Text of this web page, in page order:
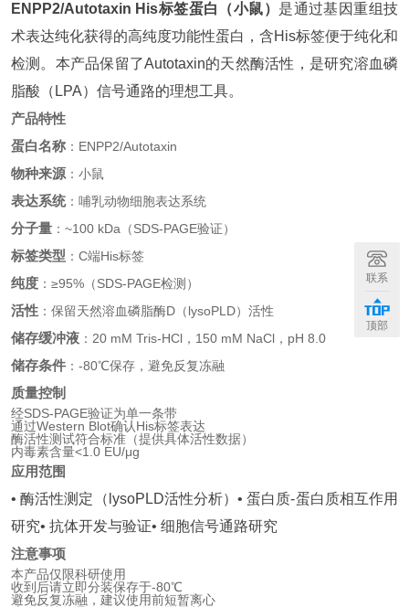
ENPP2/Autotaxin His标签蛋白（小鼠） 是通过基因重组技
术表达纯化获得的高纯度功能性蛋白，含His标签便于纯化和
检测。本产品保留了Autotaxin的天然酶活性，是研究溶血磷
脂酸（LPA）信号通路的理想工具。
产品特性
蛋白名称 ：ENPP2/Autotaxin
物种来源 ：小鼠
表达系统：哺乳动物细胞表达系统
分子量 ：~100 kDa（SDS-PAGE验证）
标签类型 ：C端His标签
纯度 ：≥95%（SDS-PAGE检测）
活性 ：保留天然溶血磷脂酶D（lysoPLD）活性
储存缓冲液 ：20 mM Tris-HCl，150 mM NaCl，pH 8.0
储存条件 ：-80℃保存，避免反复冻融
质量控制
经SDS-PAGE验证为单一条带
通过Western Blot确认His标签表达
酶活性测试符合标准（提供具体活性数据）
内毒素含量<1.0 EU/μg
应用范围
• 酶活性测定（lysoPLD活性分析）• 蛋白质-蛋白质相互作用
研究• 抗体开发与验证• 细胞信号通路研究
注意事项
本产品仅限科研使用
收到后请立即分装保存于-80℃
避免反复冻融，建议使用前短暂离心
联系
顶部